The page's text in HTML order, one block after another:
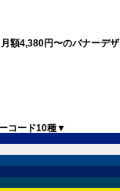
額4,380円〜のバナーデ
コード10種▼